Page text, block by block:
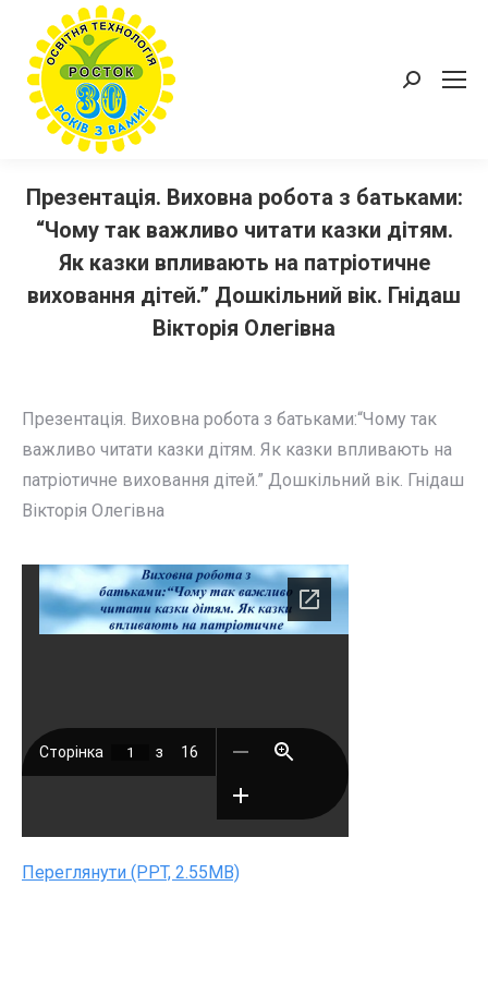
Пошук:
Презентація. Виховна робота з батьками:
“Чому так важливо читати казки дітям.
Як казки впливають на патріотичне
виховання дітей.” Дошкільний вік. Гнідаш
Вікторія Олегівна
Презентація. Виховна робота з батьками:“Чому так
важливо читати казки дітям. Як казки впливають на
патріотичне виховання дітей.” Дошкільний вік. Гнідаш
Вікторія Олегівна
Переглянути (PPT, 2.55MB)